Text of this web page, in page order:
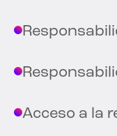
Acceso a la